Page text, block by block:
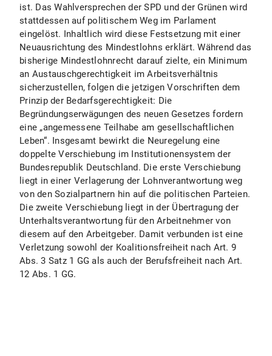
ist. Das Wahlversprechen der SPD und der Grünen wird
stattdessen auf politischem Weg im Parlament
eingelöst. Inhaltlich wird diese Festsetzung mit einer
Neuausrichtung des Mindestlohns erklärt. Während das
bisherige Mindestlohnrecht darauf zielte, ein Minimum
an Austauschgerechtigkeit im Arbeitsverhältnis
sicherzustellen, folgen die jetzigen Vorschriften dem
Prinzip der Bedarfsgerechtigkeit: Die
Begründungserwägungen des neuen Gesetzes fordern
eine „angemessene Teilhabe am gesellschaftlichen
Leben“. Insgesamt bewirkt die Neuregelung eine
doppelte Verschiebung im Institutionensystem der
Bundesrepublik Deutschland. Die erste Verschiebung
liegt in einer Verlagerung der Lohnverantwortung weg
von den Sozialpartnern hin auf die politischen Parteien.
Die zweite Verschiebung liegt in der Übertragung der
Unterhaltsverantwortung für den Arbeitnehmer von
diesem auf den Arbeitgeber. Damit verbunden ist eine
Verletzung sowohl der Koalitionsfreiheit nach Art. 9
Abs. 3 Satz 1 GG als auch der Berufsfreiheit nach Art.
12 Abs. 1 GG.